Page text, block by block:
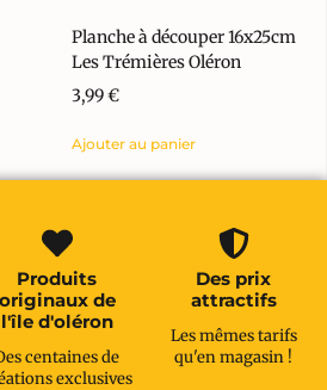
Planche à découper 16x25cm
Les Trémières Oléron
3,99€
Ajouter au panier
Produits
originaux de
l'île d'oléron
centaines de
exclusives
Des prix
attractifs
Les mêmes tarifs
qu'en magasin !